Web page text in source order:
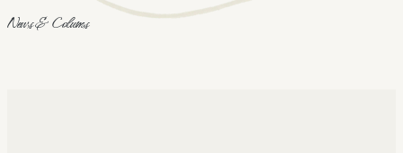
News & Colums